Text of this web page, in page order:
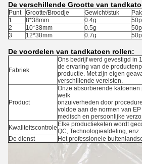
De verschillende Grootte van
Punt Grootte/Broodje Gewicht/stuk
1
8*38mm 0.4g
2
10*38mm 0.5g
3
12*38mm 0.7g
De voordelen van tandkatoen rollen:
Fabriek
Ons bedrijf werd gevestigd in
de ervaring van de
productie. Met zijn eigen
verschillende vereisten.
Product
Onze absorberende
welk
onzuiverheden door
voldoe aan de normen van
medisch en persoonlijke
Kwaliteitscontrole Elke productieketen wordt
QC, Technologieafdeling,
De dienst
Het professionele